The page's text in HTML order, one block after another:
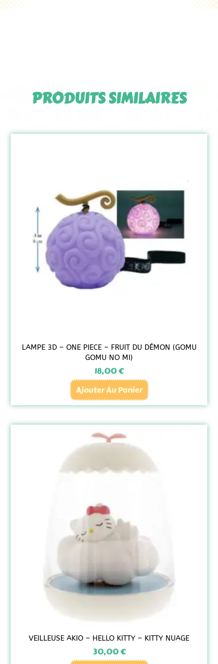
PRODUITS SIMILAIRES
LAMPE 3D – ONE PIECE – FRUIT DU DÉMON (GOMU
GOMU NO MI)
18,00€
Ajouter Au Panier
VEILLEUSE AKIO – HELLO KITTY – KITTY NUAGE
30,00€